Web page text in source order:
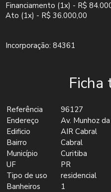
Financiamento (1x) - R$
Ato (1x) - R$ 36.000,00
Incorporação: 84361
Ficha
Referência
96127
Endereço
Av. Munhoz
Edificio
AIR Cabral
Bairro
Cabral
Município
Curitiba
UF
PR
Tipo de uso
residencial
Banheiros
1